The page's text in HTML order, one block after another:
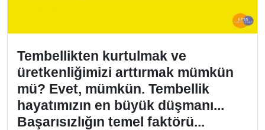
Tembellikten kurtulmak ve
üretkenliğimizi arttırmak mümkün
mü? Evet, mümkün. Tembellik
hayatımızın en büyük düşmanı...
Başarısızlığın temel faktörü...